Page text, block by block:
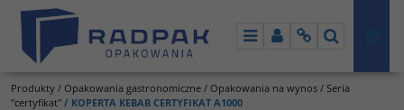
MenuPanelInfoSzukaj
Produkty / Opakowania gastronomiczne / Opakowania na wynos / Seria
"certyfikat" / KOPERTA KEBAB CERTYFIKAT A1000